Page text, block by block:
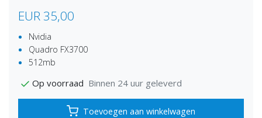
EUR 35,00
Nvidia
Quadro FX3700
512mb
Op voorraad Binnen 24 uur geleverd
Toevoegen aan winkelwagen